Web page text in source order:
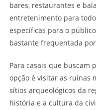
bares, restaurantes e
entretenimento para
específicas para o
bastante frequentada por
Para casais que buscam
opção é visitar as ruínas
sítios arqueológicos da
história e a cultura da